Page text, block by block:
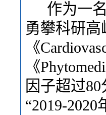
作为一
勇攀科研
《
《
因子超过
“2019-